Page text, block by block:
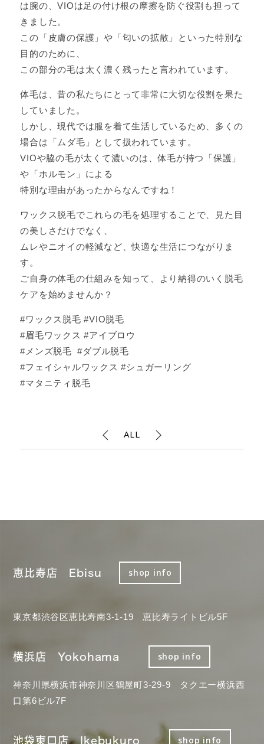
は腕の、VIOは足の付け根の摩擦を防ぐ役割も担って
きました。
この「皮膚の保護」や「匂いの拡散」といった特別な
目的のために、
この部分の毛は太く濃く残ったと言われています。
体毛は、昔の私たちにとって非常に大切な役割を果た
していました。
しかし、現代では服を着て生活しているため、多くの
場合は「ムダ毛」として扱われています。
VIOや脇の毛が太くて濃いのは、体毛が持つ「保護」
や「ホルモン」による
特別な理由があったからなんですね！
ワックス脱毛でこれらの毛を処理することで、見た目
の美しさだけでなく、
ムレやニオイの軽減など、快適な生活につながりま
す。
ご自身の体毛の仕組みを知って、より納得のいく脱毛
ケアを始めませんか？
#ワックス脱毛 #VIO脱毛
#眉毛ワックス #アイブロウ
#メンズ脱毛 #ダブル脱毛
#フェイシャルワックス #シュガーリング
#マタニティ脱毛
ALL
恵比寿店 Ebisu shop info
東京都渋谷区恵比寿南3-1-19 恵比寿ライトビル5F
横浜店 Yokohama shop info
神奈川県横浜市神奈川区鶴屋町3-29-9 タクエー横浜西
口第6ビル7F
池袋東口店 Ikebukuro shop info